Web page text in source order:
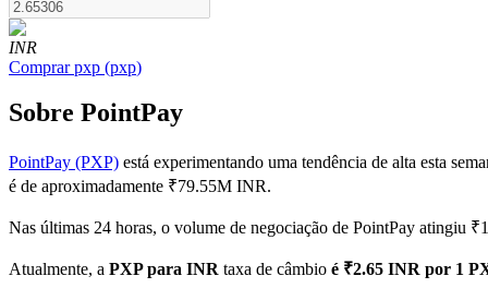
INR
Comprar pxp (pxp)
Sobre PointPay
PointPay (PXP) está experimentando uma tendência de alta esta
é de aproximadamente ₹79.55M INR.
Nas últimas 24 horas, o volume de negociação de PointPay atingiu
Atualmente, a PXP para INR taxa de câmbio é ₹2.65 INR por 1